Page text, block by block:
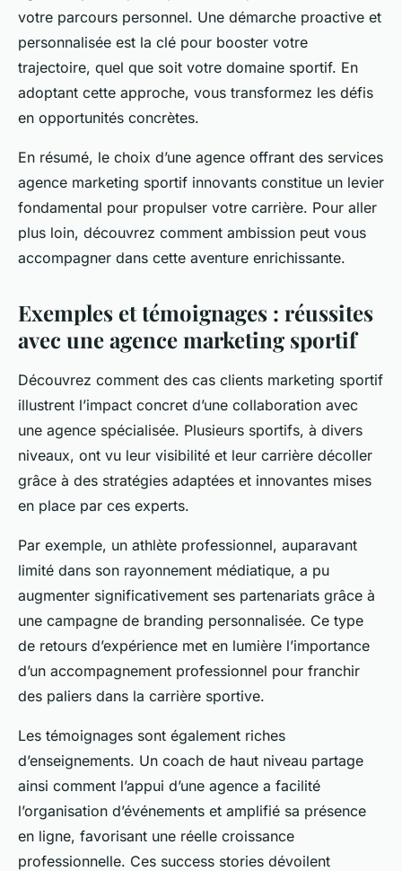
votre parcours personnel. Une démarche proactive et
personnalisée est la clé pour booster votre
trajectoire, quel que soit votre domaine sportif. En
adoptant cette approche, vous transformez les défis
en opportunités concrètes.
En résumé, le choix d’une agence offrant des services
agence marketing sportif innovants constitue un levier
fondamental pour propulser votre carrière. Pour aller
plus loin, découvrez comment ambission peut vous
accompagner dans cette aventure enrichissante.
Exemples et témoignages : réussites
avec une agence marketing sportif
Découvrez comment des cas clients marketing sportif
illustrent l’impact concret d’une collaboration avec
une agence spécialisée. Plusieurs sportifs, à divers
niveaux, ont vu leur visibilité et leur carrière décoller
grâce à des stratégies adaptées et innovantes mises
en place par ces experts.
Par exemple, un athlète professionnel, auparavant
limité dans son rayonnement médiatique, a pu
augmenter significativement ses partenariats grâce à
une campagne de branding personnalisée. Ce type
de retours d’expérience met en lumière l’importance
d’un accompagnement professionnel pour franchir
des paliers dans la carrière sportive.
Les témoignages sont également riches
d’enseignements. Un coach de haut niveau partage
ainsi comment l’appui d’une agence a facilité
l’organisation d’événements et amplifié sa présence
en ligne, favorisant une réelle croissance
professionnelle. Ces success stories dévoilent